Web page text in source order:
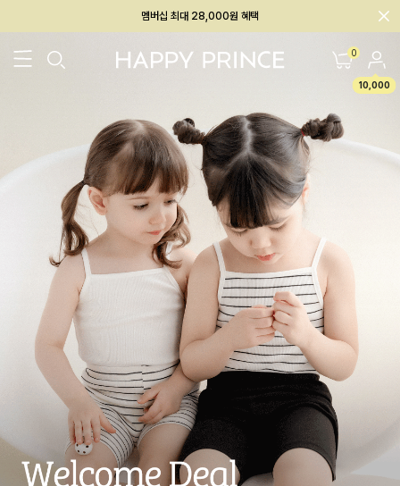
회원전용 아울렛, 가입하면 ~60% 할인!
0
10,000